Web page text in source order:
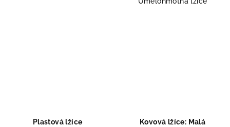
Plastová lžíce Kovová lžíce: Malá